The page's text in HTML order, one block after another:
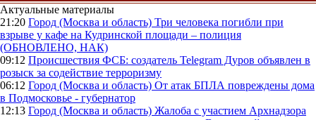
Актуальные материалы
21:20 Город (Москва и область) Три человека погибли при
взрыве у кафе на Кудринской площади – полиция
(ОБНОВЛЕНО, НАК)
09:12 Происшествия ФСБ: создатель Telegram Дуров объявлен в
розыск за содействие терроризму
06:12 Город (Москва и область) От атак БПЛА повреждены дома
в Подмосковье - губернатор
12:13 Город (Москва и область) Жалоба с участием Архнадзора